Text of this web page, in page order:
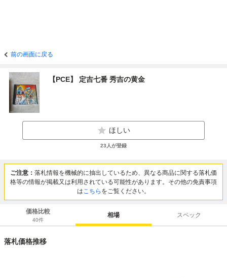
前の画面に戻る
【PCE】 定吉七番 秀吉の黄金
ほしい
23 人が登録
ご注意： 落札情報を機械的に抽出しているため、異なる商品に関する落札価
格等の情報が掲載又は利用されている可能性があります。その他の免責事項
はこちら をご覧ください。
価格比較
40件
相場 スペック
落札価格推移